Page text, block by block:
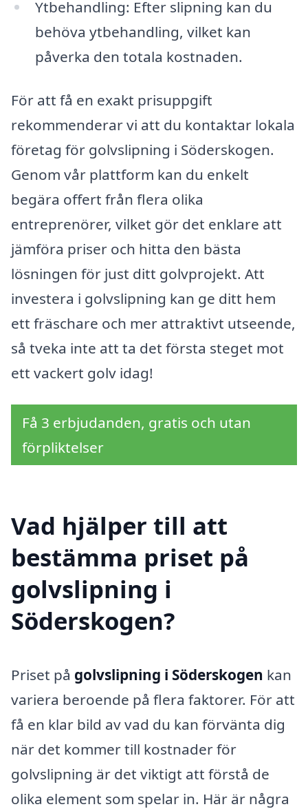
Ytbehandling: Efter slipning kan du
behöva ytbehandling, vilket kan
påverka den totala kostnaden.
För att få en exakt prisuppgift
rekommenderar vi att du kontaktar lokala
företag för golvslipning i Söderskogen.
Genom vår plattform kan du enkelt
begära offert från flera olika
entreprenörer, vilket gör det enklare att
jämföra priser och hitta den bästa
lösningen för just ditt golvprojekt. Att
investera i golvslipning kan ge ditt hem
ett fräschare och mer attraktivt utseende,
så tveka inte att ta det första steget mot
ett vackert golv idag!
Få 3 erbjudanden, gratis och utan
förpliktelser
Vad hjälper till att
bestämma priset på
golvslipning i
Söderskogen?
Priset på golvslipning i Söderskogen kan
variera beroende på flera faktorer. För att
få en klar bild av vad du kan förvänta dig
när det kommer till kostnader för
golvslipning är det viktigt att förstå de
olika element som spelar in. Här är några